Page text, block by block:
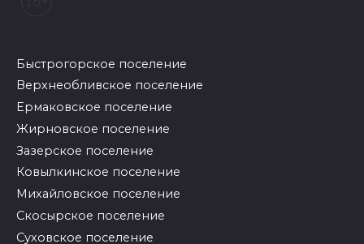
Быстрогорское поселение
Верхнеобливское поселение
Ермаковское поселение
Жирновское поселение
Зазерское поселение
Ковылкинское поселение
Михайловское поселение
Скосырское поселение
Суховское поселение